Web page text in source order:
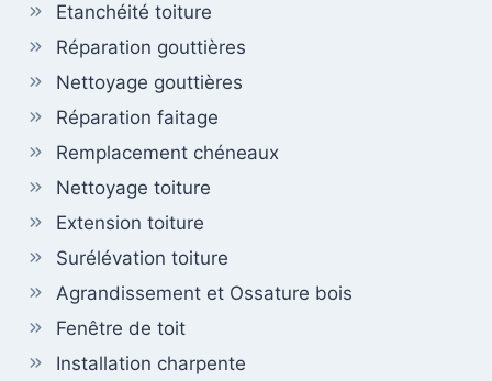
Etanchéité toiture
Réparation gouttières
Nettoyage gouttières
Réparation faitage
Remplacement chéneaux
Nettoyage toiture
Extension toiture
Surélévation toiture
Agrandissement et Ossature bois
Fenêtre de toit
Installation charpente